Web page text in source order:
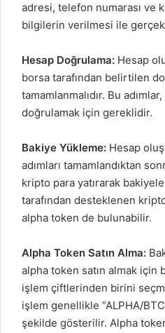
adresi, telefon numarası ve
bilgilerin verilmesi ile
Hesap Doğrulama: Hesap
borsa tarafından belirtilen
tamamlanmalıdır. Bu
doğrulamak için gereklidir.
Bakiye Yükleme: Hesap
adımları tamamlandıktan
kripto para yatırarak
tarafından desteklenen
alpha token de bulunabilir.
Alpha Token Satın Alma:
alpha token satın almak için
işlem çiftlerinden birini
işlem genellikle “ALPHA/
şekilde gösterilir. Alpha